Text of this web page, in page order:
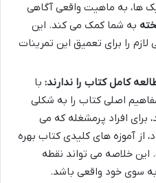
ها، به ماهیت واقعی آگاهی
به شما کمک می کند. این
را برای تعمیق این تمرینات
کامل کتاب را ندارند: با
اصلی کتاب را به شکلی
برای افراد پرمشغله که می
از آموزه های کلیدی کتاب بهره
خلاصه می تواند نقطه
سوی خود واقعی باشد.